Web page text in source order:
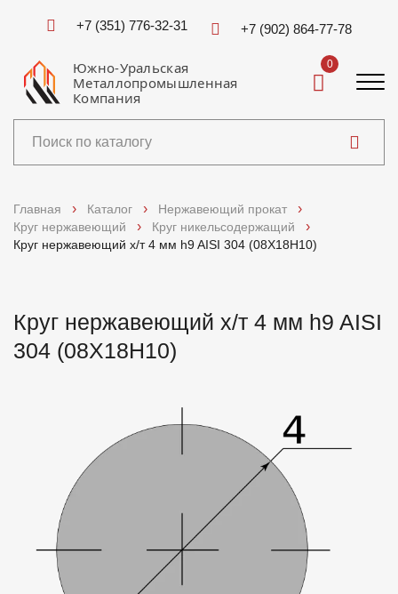
+7 (351) 776-32-31 +7 (902) 864-77-78
Южно-Уральская
Металлопромышленная
Компания
0
Услуги
Доставка и оплата
Контакты
Главная Каталог
Нержавеющий прокат
Круг нержавеющий
Круг никельсодержащий
Круг нержавеющий х/т 4 мм h9 AISI 304 (08Х18Н10)
Круг нержавеющий х/т 4 мм h9 AISI
304 (08Х18Н10)